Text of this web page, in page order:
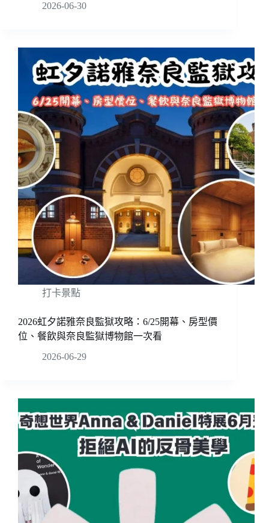
2026-06-30
打卡景點
2026虹夕諾雅奈良監獄攻略：6/25開幕、房型價
位、餐飲與奈良監獄博物館一次看
2026-06-29